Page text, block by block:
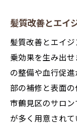
髪質改善とエイ
髪質改善とエイ
乗効果を生み出
の整備や血行促
部の補修と表面
市鶴見区のサロ
が多く用意されて